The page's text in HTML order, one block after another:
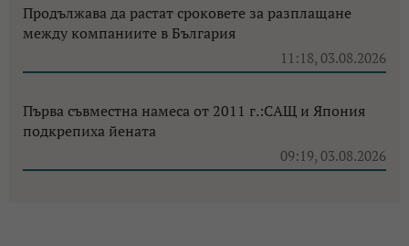
Продължава да растат сроковете за разплащане
между компаниите в България
11:18, 03.08.2026
Първа съвместна намеса от 2011 г.:САЩ и Япония
подкрепиха йената
09:19, 03.08.2026